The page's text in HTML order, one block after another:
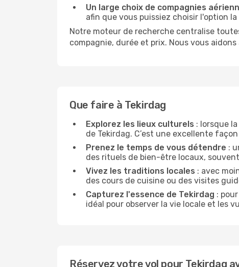
Un large choix de compagnies
afin que vous puissiez choisir l'option
Notre moteur de recherche centralise
compagnie, durée et prix. Nous vous
Que faire à Tekirdag
Explorez les lieux culturels : lorsque
de Tekirdag. C’est une excellente
Prenez le temps de vous détendre :
des rituels de bien-être locaux,
Vivez les traditions locales : avec
des cours de cuisine ou des visites
Capturez l'essence de Tekirdag :
idéal pour observer la vie locale et les
Réservez votre vol pour Tekirdag